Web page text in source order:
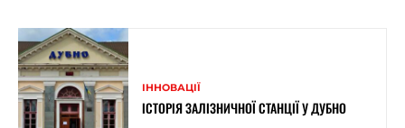
ІННОВАЦІЇ
ІСТОРІЯ ЗАЛІЗНИЧНОЇ СТАНЦІЇ У ДУБНО